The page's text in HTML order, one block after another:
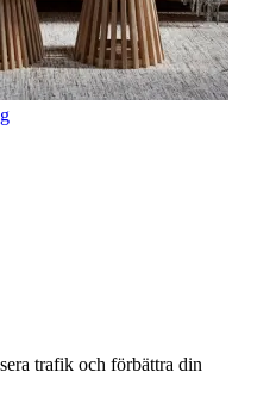
trafik och förbättra din